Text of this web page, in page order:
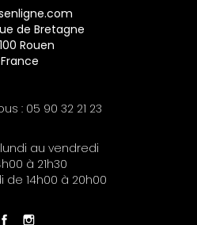
de Bretagne
Rouen
France
: 05 90 32 21 23
au vendredi
à 21h30
de 14h00 à 20h00